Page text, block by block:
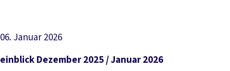
06. Januar 2026
Datei herunterladen
einblick Dezember 2025 / Januar 2026